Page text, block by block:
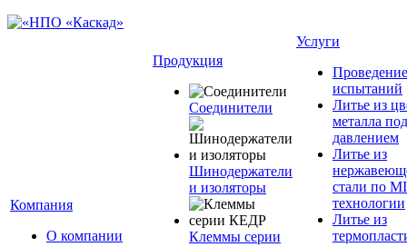
Компания
О компании
Продукция
Соединители
Шинодержатели
и изоляторы
Клеммы серии
Услуги
Проведение
испытаний
Литье из
металла под
давлением
Литье из
стали по
технологии
Литье из